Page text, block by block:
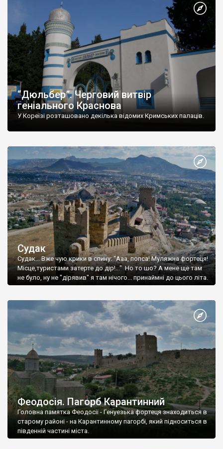
“Дюльбер”. Черговий витвір
геніального Краснова
У Кореїзі розташовано декілька відомих Кримських палаців.
Судак
Судак... Вже чую крики в спину: "Ааа, попса! Муляжна фортеця!
Місце,туристами затерте до дір!..." Но то шо? А мене ще там
не було, ну не "дірявив" я там нічого... принаймні до цього літа.
Феодосія. Пагорб Карантинний
Головна памятка Феодосії - Генуезька фортеця знаходиться в
старому районі - на Карантинному пагорбі, який підноситься в
південній частині міста.